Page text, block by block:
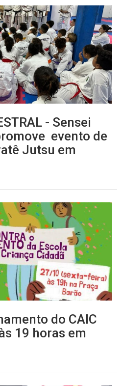
- Sensei
evento de
Jutsu em
do CAIC
19 horas em